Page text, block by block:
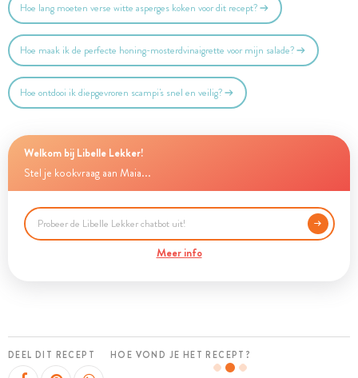
Hoe lang moeten verse witte asperges koken voor dit recept?
Hoe maak ik de perfecte honing-mosterdvinaigrette voor mijn salade?
Hoe ontdooi ik diepgevroren scampi's snel en veilig?
Welkom bij Libelle Lekker!
Stel je kookvraag aan Maia...
Meer info
DEEL DIT RECEPT HOE VOND JE HET RECEPT?